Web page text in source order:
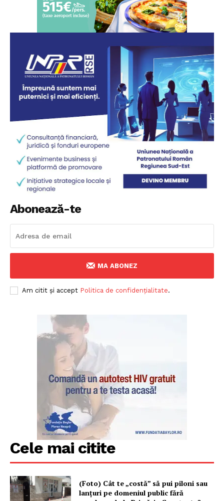
Abonează-te
MA ABONEZ
Am citit și accept Politica de confidențialitate.
Cele mai citite
(Foto) Cât te „costă” să pui piloni sau
lanțuri pe domeniul public fără